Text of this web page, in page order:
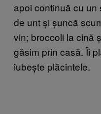
apoi continuă cu
de unt și șuncă
vin; broccoli la cină
găsim prin casă. Îi
iubește plăcintele.